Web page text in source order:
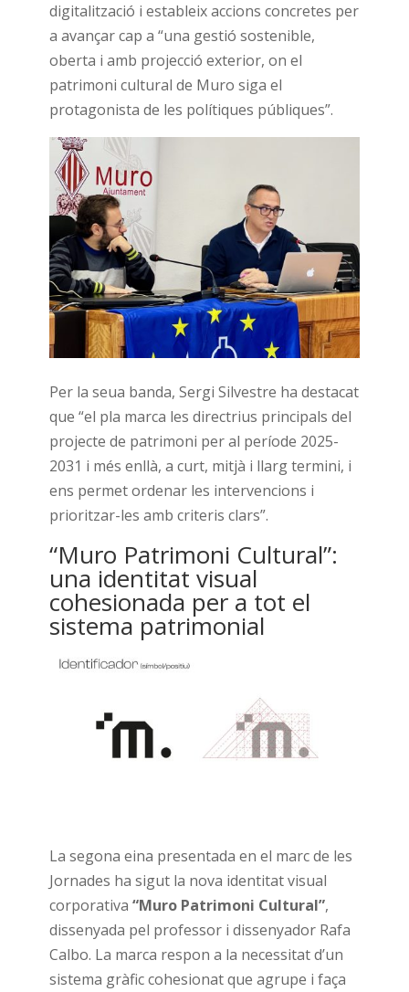
digitalització i estableix accions concretes per
a avançar cap a “una gestió sostenible,
oberta i amb projecció exterior, on el
patrimoni cultural de Muro siga el
protagonista de les polítiques públiques”.
Per la seua banda, Sergi Silvestre ha destacat
que “el pla marca les directrius principals del
projecte de patrimoni per al període 2025-
2031 i més enllà, a curt, mitjà i llarg termini, i
ens permet ordenar les intervencions i
prioritzar-les amb criteris clars”.
“Muro Patrimoni Cultural”:
una identitat visual
cohesionada per a tot el
sistema patrimonial
La segona eina presentada en el marc de les
Jornades ha sigut la nova identitat visual
corporativa “Muro Patrimoni Cultural”,
dissenyada pel professor i dissenyador Rafa
Calbo. La marca respon a la necessitat d’un
sistema gràfic cohesionat que agrupe i faça